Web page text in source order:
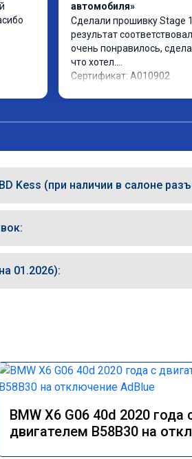
автомобиля»
Сделали прошивку Stage
результат
очень понравилось,
что хотел.
Сертификат: A010902
Kess (при наличии в салоне
01.2026):
BMW X6 G06 40d 2020 года
двигателем B58B30 на